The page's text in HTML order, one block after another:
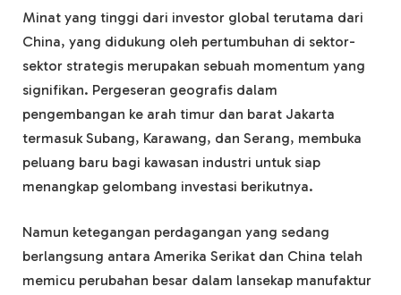
Minat yang tinggi dari investor global terutama dari
China, yang didukung oleh pertumbuhan di sektor-
sektor strategis merupakan sebuah momentum yang
signifikan. Pergeseran geografis dalam
pengembangan ke arah timur dan barat Jakarta
termasuk Subang, Karawang, dan Serang, membuka
peluang baru bagi kawasan industri untuk siap
menangkap gelombang investasi berikutnya.
Namun ketegangan perdagangan yang sedang
berlangsung antara Amerika Serikat dan China telah
memicu perubahan besar dalam lansekap manufaktur